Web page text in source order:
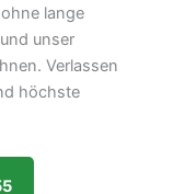
lange
unser
Verlassen
höchste